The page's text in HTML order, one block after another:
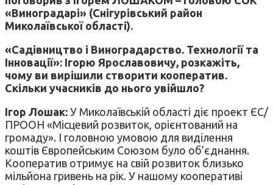
«Виноградарі» (Снігурівський район
Миколаївської області).
«Садівництво і Виноградарство. Технології та
Інновації»: Ігорю Ярославовичу, розкажіть,
чому ви вирішили створити кооператив.
Скільки учасників до нього увійшло?
Ігор Лошак: У Миколаївській області діє проект ЄС/
ПРООН «Місцевий розвиток, орієнтований на
громаду». І головною умовою для виділення
коштів Європейським Союзом було об’єднання.
Кооператив отримує на свій розвиток близько
мільйона гривень на рік. У нашому кооперативі